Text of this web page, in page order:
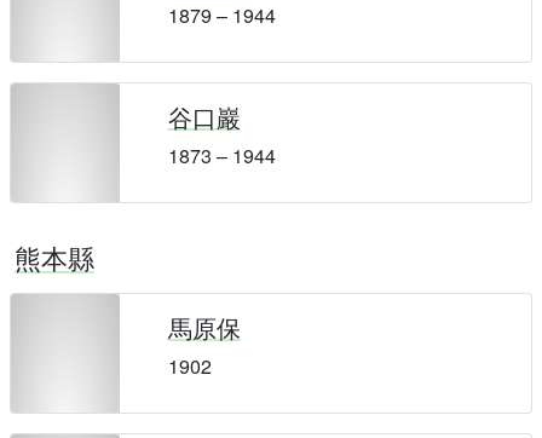
1879 – 1944
谷口巖
1873 – 1944
熊本縣
馬原保
1902